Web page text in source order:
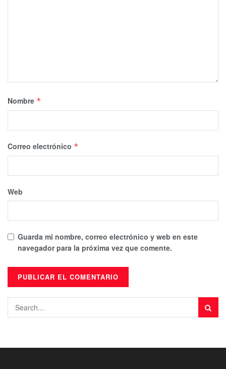
Nombre *
Correo electrónico *
Web
Guarda mi nombre, correo electrónico y web en este
navegador para la próxima vez que comente.